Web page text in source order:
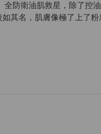
全防衛油肌救星，除了控
如其名，肌膚像極了上了